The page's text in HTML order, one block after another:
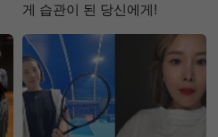
게 습관이 된 당신에게!